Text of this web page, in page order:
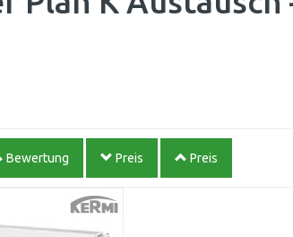
Bewertung Preis Preis